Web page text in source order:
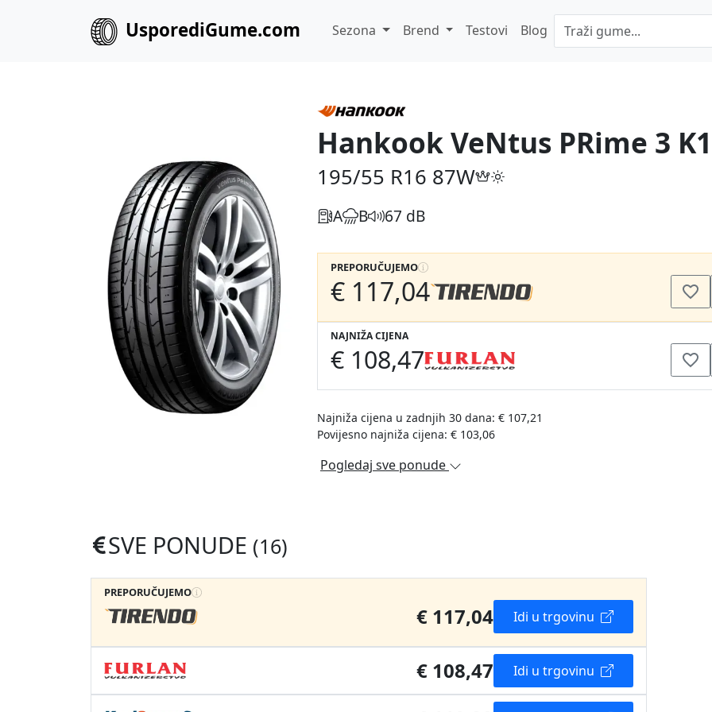
UsporediGume.com Sezona Brend Testovi Blog
Hankook VeNtus PRime 3
195/55 R16 87W
A B 67 dB
PREPORUČUJEMO
€ 117,04
NAJNIŽA CIJENA
€ 108,47
Najniža cijena u zadnjih 30 dana: € 107,21
Povijesno najniža cijena: € 103,06
Pogledaj sve ponude
SVE PONUDE (16)
PREPORUČUJEMO
€ 117,04 Idi u trgovinu
€ 108,47 Idi u trgovinu